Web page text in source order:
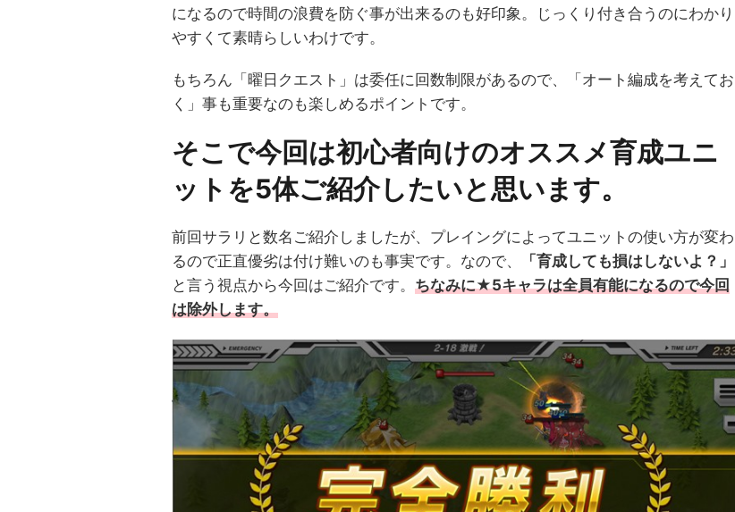
になるので時間の浪費を防ぐ事が出来るのも好印象。じっくり付き合うのにわかり
やすくて素晴らしいわけです。
もちろん「曜日クエスト」は委任に回数制限があるので、「オート編成を考えてお
く」事も重要なのも楽しめるポイントです。
そこで今回は初心者向けのオススメ育成ユニ
ットを5体ご紹介したいと思います。
前回サラリと数名ご紹介しましたが、プレイングによってユニットの使い方が変わ
るので正直優劣は付け難いのも事実です。なので、
「育成しても損はしないよ？」
と言う視点から今回はご紹介です。 ちなみに★5キャラは全員有能になるので今回
は除外します。